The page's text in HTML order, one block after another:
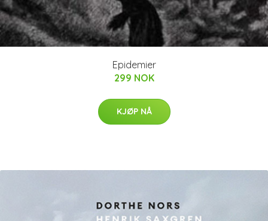
Epidemier
299 NOK
KJØP NÅ